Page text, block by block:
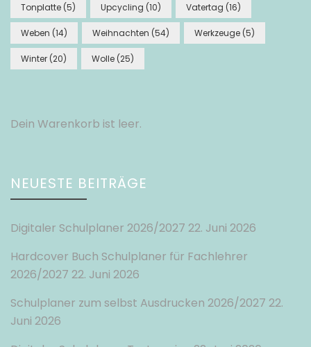
Tonplatte (5) Upcycling (10) Vatertag (16)
Weben (14) Weihnachten (54) Werkzeuge (5)
Winter (20) Wolle (25)
Dein Warenkorb ist leer.
NEUESTE BEITRÄGE
Digitaler Schulplaner 2026/2027 22. Juni 2026
Hardcover Buch Schulplaner für Fachlehrer
2026/2027 22. Juni 2026
Schulplaner zum selbst Ausdrucken 2026/2027 22.
Juni 2026